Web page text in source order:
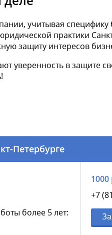
учитывая специфику
практики
защиту интересов
уверенность в защите
Петербурге
более 5 лет:
+7